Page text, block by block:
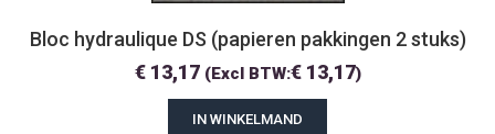
Bloc hydraulique DS (papieren pakkingen 2 stuks)
€13,17 (Excl BTW:€13,17)
IN WINKELMAND